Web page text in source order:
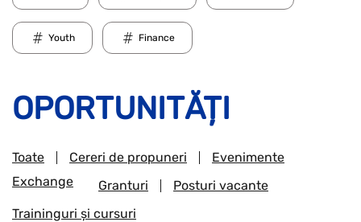
Youth Finance
OPORTUNITĂȚI
Toate Cereri de propuneri
Evenimente
Exchange
Granturi
Posturi vacante
Traininguri și cursuri